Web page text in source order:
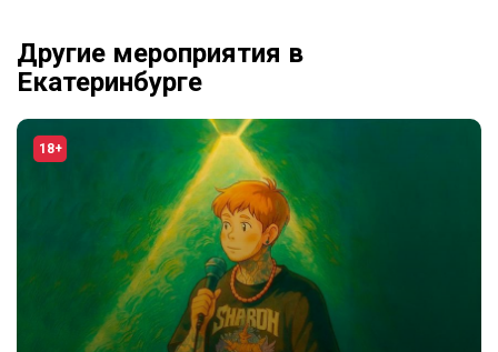
Другие мероприятия в
Екатеринбурге
18+